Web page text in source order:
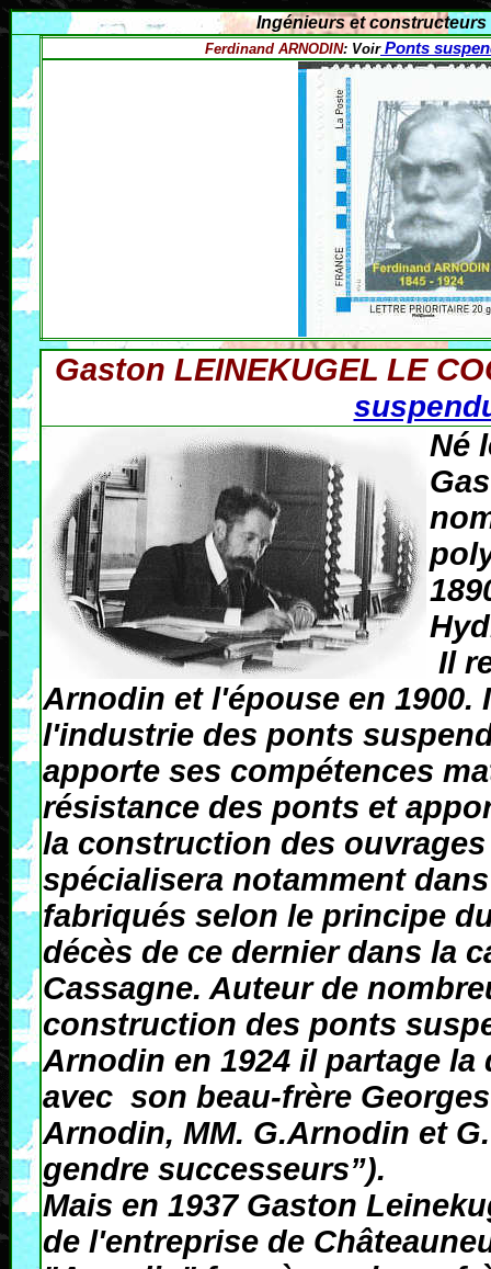
Ingénieurs et
Ferdinand ARNODIN: Voir Ponts
Gaston LEINEKUGEL LE
Né
Il
Arnodin et l'épouse en
l'industrie des ponts
apporte ses compétences
résistance des ponts et
la construction des
spécialisera notamment
fabriqués selon le principe
décès de ce dernier dans la
Cassagne. Auteur de
construction des ponts
Arnodin en 1924 il partage
avec son beau-frère
Arnodin, MM. G.Arnodin et
gendre successeurs”).
Mais en 1937 Gaston
de l'entreprise de